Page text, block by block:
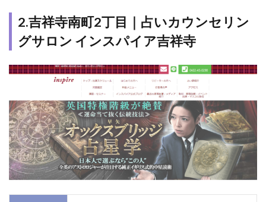
ら
か
た
2.吉祥寺南町2丁目｜占いカウンセリン
グサロン インスパイア吉祥寺